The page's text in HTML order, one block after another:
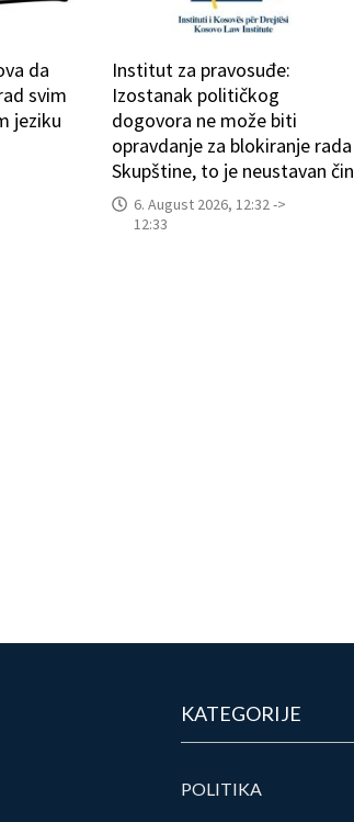
da
svim
jeziku
Institut za pravosuđe:
Izostanak političkog
dogovora ne može biti
opravdanje za blokiranje rada
Skupštine, to je neustavan čin
6. August 2026, 12:32 ->
12:33
KATEGORIJE
POLITIKA